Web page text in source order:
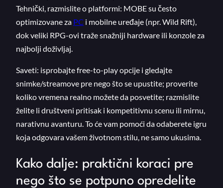
Tehnički, razmislite o platformi: MOBE su često
optimizovane za PC i mobilne uređaje (npr. Wild Rift),
dok veliki RPG-ovi traže snažniji hardware ili konzole za
najbolji doživljaj.
Saveti: isprobajte free-to-play opcije i gledajte
snimke/streamove pre nego što se upustite; proverite
koliko vremena realno možete da posvetite; razmislite
želite li društveni pritisak i kompetitivnu scenu ili mirnu,
narativnu avanturu. To će vam pomoći da odaberete igru
koja odgovara vašem životnom stilu, ne samo ukusima.
Kako dalje: praktični koraci pre
nego što se potpuno opredelite